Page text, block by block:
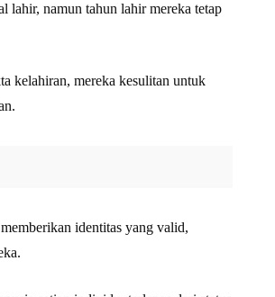
lahir, namun tahun lahir mereka tetap
kelahiran, mereka kesulitan untuk
identitas yang valid,